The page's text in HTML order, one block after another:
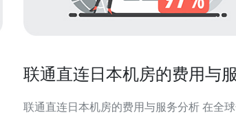
联通直连日本机房的费用与
联通直连日本机房的费用与服务分析 在全球化的今